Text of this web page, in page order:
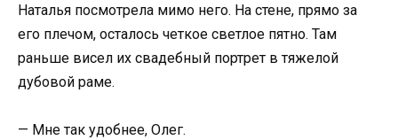
Наталья посмотрела мимо него. На стене, прямо за
его плечом, осталось четкое светлое пятно. Там
раньше висел их свадебный портрет в тяжелой
дубовой раме.
— Мне так удобнее, Олег.